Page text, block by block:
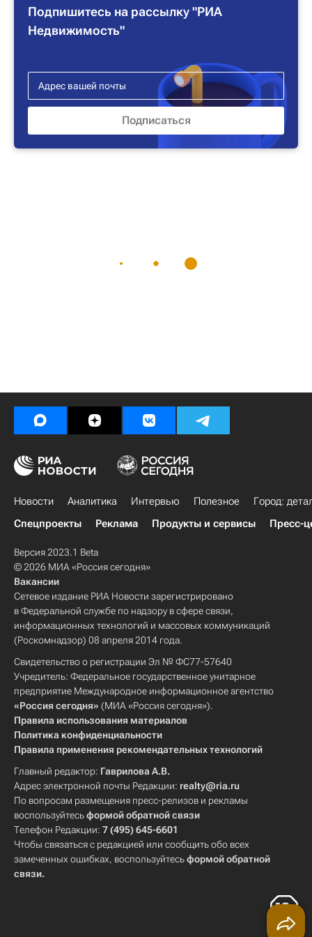
Подпишитесь на рассылку "РИА
Недвижимость"
Новости Аналитика Интервью Полезное
Город:
Спецпроекты
Реклама Продукты и сервисы Пресс-
Версия 2023.1 Beta
© 2026 МИА «Россия сегодня»
Вакансии
Сетевое издание РИА Новости зарегистрировано
в Федеральной службе по надзору в сфере связи,
информационных технологий и массовых коммуникаций
(Роскомнадзор) 08 апреля 2014 года.
Свидетельство о регистрации Эл № ФС77-57640
Учредитель: Федеральное государственное унитарное
предприятие Международное информационное агентство
«Россия сегодня» (МИА «Россия сегодня»).
Правила использования материалов
Политика конфиденциальности
Правила применения рекомендательных технологий
Главный редактор: Гаврилова А.В.
Адрес электронной почты Редакции: realty@ria.ru
По вопросам размещения пресс-релизов и рекламы
воспользуйтесьформой обратной связи
Телефон Редакции: 7 (495) 645-6601
Чтобы связаться с редакцией или сообщить обо всех
замеченных ошибках, воспользуйтесьформой обратной
связи.